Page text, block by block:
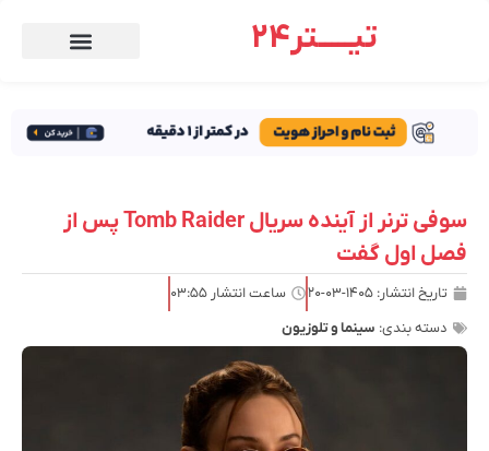
تیـــــتر24
سوفی ترنر از آینده سریال Tomb Raider پس از
فصل اول گفت
تاریخ انتشار: ۱۴۰۵-۰۳-۲۰ ساعت انتشار ۰۳:۵۵
دسته بندی: سینما و تلوزیون